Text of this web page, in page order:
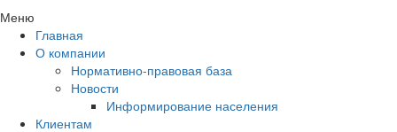
Меню
Главная
О компании
Нормативно-правовая база
Новости
Информирование населения
Клиентам